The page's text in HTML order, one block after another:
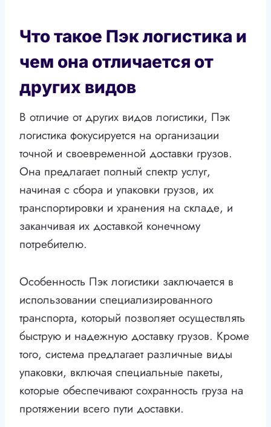
Что такое Пэк логистика и
чем она отличается от
других видов
В отличие от других видов логистики, Пэк
логистика фокусируется на организации
точной и своевременной доставки грузов.
Она предлагает полный спектр услуг,
начиная с сбора и упаковки грузов, их
транспортировки и хранения на складе, и
заканчивая их доставкой конечному
потребителю.
Особенность Пэк логистики заключается в
использовании специализированного
транспорта, который позволяет осуществлять
быструю и надежную доставку грузов. Кроме
того, система предлагает различные виды
упаковки, включая специальные пакеты,
которые обеспечивают сохранность груза на
протяжении всего пути доставки.